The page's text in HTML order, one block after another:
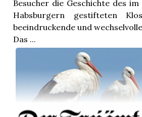
Besucher die Geschichte des im
Habsburgern gestifteten
beeindruckende und
Das ...